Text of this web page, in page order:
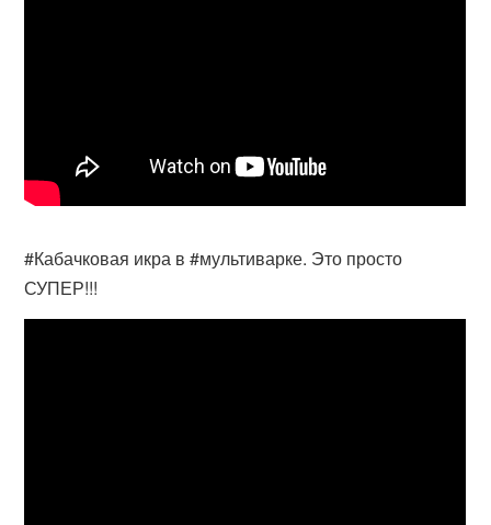
#Кабачковая икра в #мультиварке. Это просто
СУПЕР!!!